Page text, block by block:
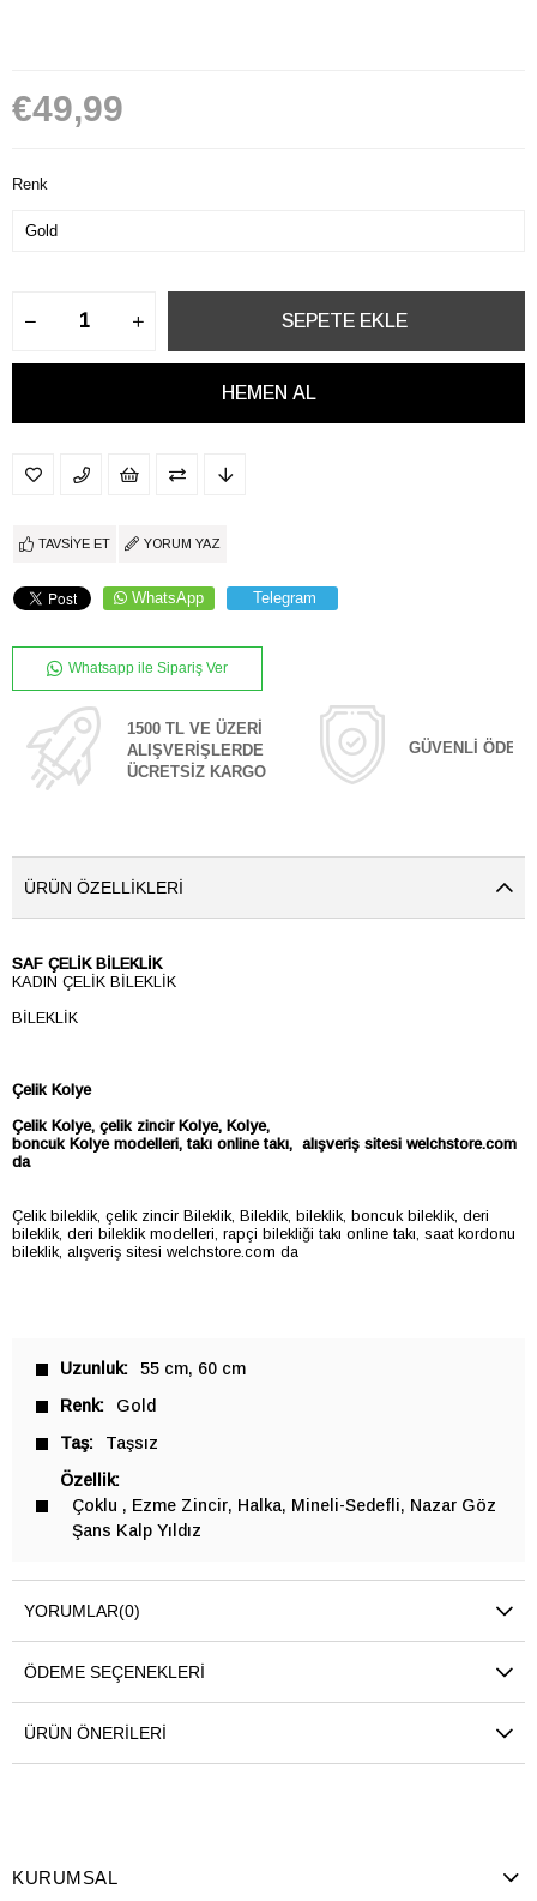
€49,99
Renk
TAVSIYE ET YORUM YAZ
WhatsApp Telegram
Whatsapp ile Sipariş Ver
1500 TL VE ÜZERİ
ALIŞVERİŞLERDE
ÜCRETSİZ KARGO
GÜVENLİ
ÜRÜN ÖZELLIKLERI
SAF ÇELİK BİLEKLİK
KADIN ÇELİK BİLEKLİK
BİLEKLİK
Çelik Kolye
Çelik Kolye, çelik zincir Kolye, Kolye,
boncuk Kolye modelleri, takı online takı, alışveriş sitesi welchstore.com
da
Çelik bileklik, çelik zincir Bileklik, Bileklik, bileklik, boncuk bileklik, deri
bileklik, deri bileklik modelleri, rapçi bilekliği takı online takı, saat kordonu
bileklik, alışveriş sitesi welchstore.com da
Uzunluk 55 cm 60 cm
Renk
Gold
Taş
Taşsız
Özellik
Çoklu
Ezme Zincir Halka Mineli-Sedefli
Nazar Göz
Şans Kalp Yıldız
YORUMLAR(0)
ÖDEME SEÇENEKLERI
ÜRÜN ÖNERILERI
KURUMSAL